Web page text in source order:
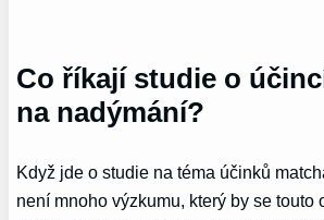
Co říkají studie o
na nadýmání?
Když jde o studie na téma účinků
není mnoho výzkumu, který by se touto